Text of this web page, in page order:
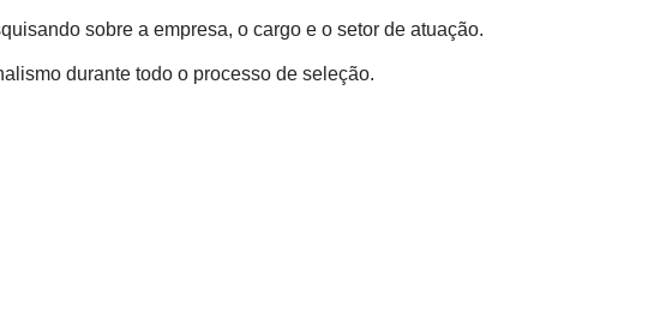
sobre a empresa, o cargo e o setor de atuação.
durante todo o processo de seleção.